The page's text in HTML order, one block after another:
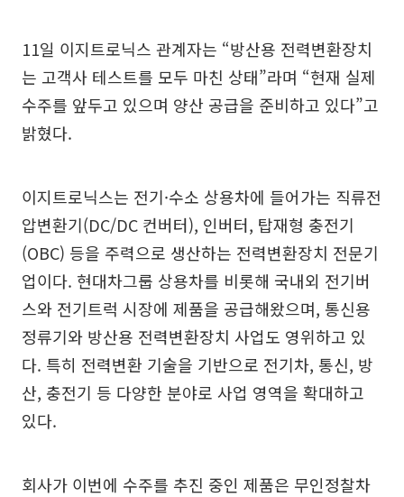
11일 이지트로닉스 관계자는 “방산용 전력변환장치
는 고객사 테스트를 모두 마친 상태”라며 “현재 실제
수주를 앞두고 있으며 양산 공급을 준비하고 있다”고
밝혔다.
이지트로닉스는 전기·수소 상용차에 들어가는 직류전
압변환기(DC/DC 컨버터), 인버터, 탑재형 충전기
(OBC) 등을 주력으로 생산하는 전력변환장치 전문기
업이다. 현대차그룹 상용차를 비롯해 국내외 전기버
스와 전기트럭 시장에 제품을 공급해왔으며, 통신용
정류기와 방산용 전력변환장치 사업도 영위하고 있
다. 특히 전력변환 기술을 기반으로 전기차, 통신, 방
산, 충전기 등 다양한 분야로 사업 영역을 확대하고
있다.
회사가 이번에 수주를 추진 중인 제품은 무인정찰차